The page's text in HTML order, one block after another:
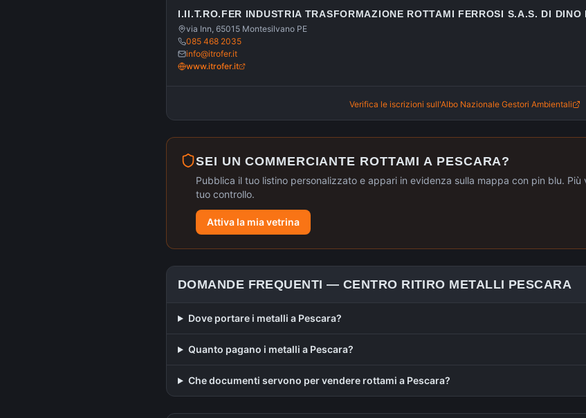
I.II.T.RO.FER INDUSTRIA TRASFORMAZIONE ROTTAMI FERROSI S.A.S. DI DINO
via Inn, 65015 Montesilvano PE
085 468 2035
info@itrofer.it
www.itrofer.it
Verifica le iscrizioni sull'Albo Nazionale Gestori Ambientali
SEI UN COMMERCIANTE ROTTAMI A PESCARA?
Pubblica il tuo listino personalizzato e appari in evidenza sulla mappa con pin blu.
tuo controllo.
Attiva la mia vetrina
DOMANDE FREQUENTI — CENTRO RITIRO METALLI PESCARA
Dove portare i metalli a Pescara?
Quanto pagano i metalli a Pescara?
Che documenti servono per vendere rottami a Pescara?